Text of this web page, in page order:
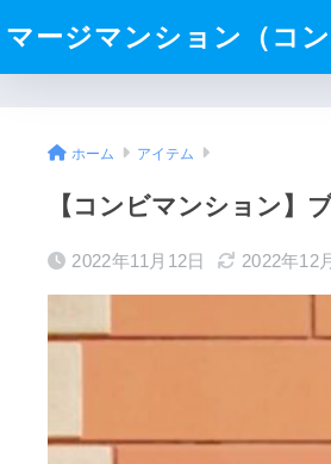
マージマンション（コ
ホーム アイテム
【コンビマンション】
2022年11月12日 2022年12